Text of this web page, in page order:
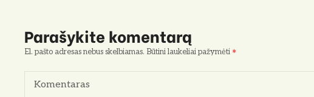
i
g
a
Parašykite komentarą
El. pašto adresas nebus skelbiamas. Būtini laukeliai pažymėti
Komentaras